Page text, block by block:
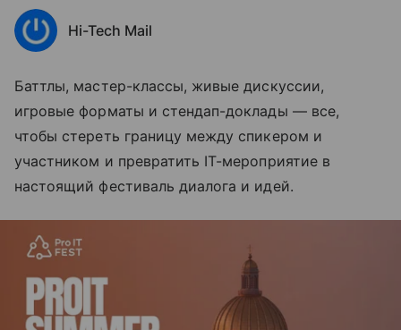
Hi-Tech Mail
Баттлы, мастер-классы, живые дискуссии,
игровые форматы и стендап-доклады — все,
чтобы стереть границу между спикером и
участником и превратить IT-мероприятие в
настоящий фестиваль диалога и идей.